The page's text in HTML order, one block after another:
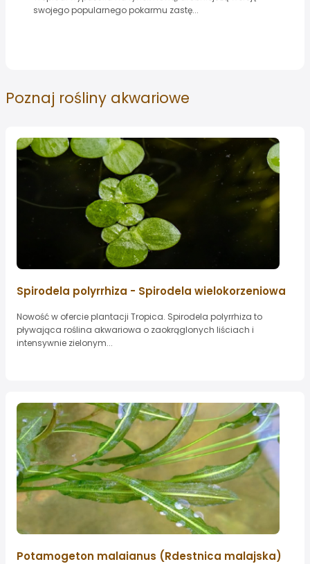
swojego popularnego pokarmu zastę...
Poznaj rośliny akwariowe
Spirodela polyrrhiza - Spirodela wielokorzeniowa
Nowość w ofercie plantacji Tropica. Spirodela polyrrhiza to
pływająca roślina akwariowa o zaokrąglonych liściach i
intensywnie zielonym...
Potamogeton malaianus (Rdestnica malajska)